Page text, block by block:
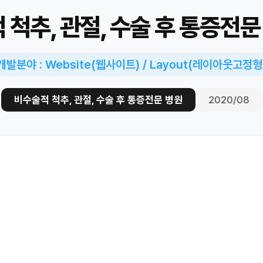
척추, 관절, 수술 후 통증전
발분야 : Website(웹사이트) / Layout(레이아웃고정
비수술적 척추, 관절, 수술 후 통증전문 병원 2020/08